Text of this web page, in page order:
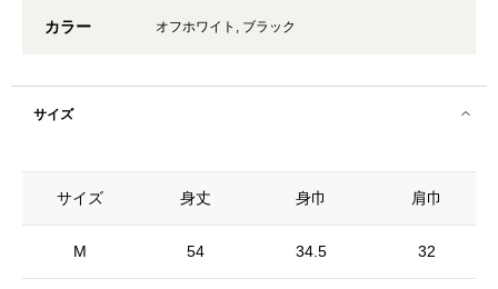
カラー オフホワイト, ブラック
サイズ
サイズ
M
身丈 身巾 肩巾
54 34.5 32